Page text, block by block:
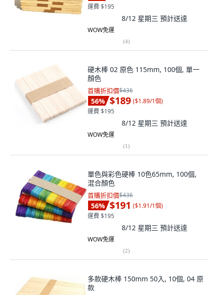
運費 $195
8/12 星期三 預計送達
WOW免運
(4)
硬木棒 02 原色 115mm, 100個, 單一
顏色
首購折扣價$436
56% $189 ($1.89/1個)
運費 $195
8/12 星期三 預計送達
WOW免運
(1)
單色與彩色硬棒 10色65mm, 100個,
混合顏色
首購折扣價$436
56% $191 ($1.91/1個)
運費 $195
8/12 星期三 預計送達
WOW免運
(2)
多款硬木棒 150mm 50入, 10個, 04 原
款